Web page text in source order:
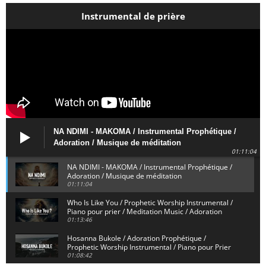
Instrumental de prière
NA NDIMI - MAKOMA / Instrumental Prophétique /
Adoration / Musique de méditation
01:11:04
NA NDIMI - MAKOMA / Instrumental Prophétique /
Adoration / Musique de méditation
01:11:04
Who Is Like You / Prophetic Worship Instrumental /
Piano pour prier / Meditation Music / Adoration
01:13:46
Hosanna Bukole / Adoration Prophétique /
Prophetic Worship Instrumental / Piano pour Prier
01:08:42